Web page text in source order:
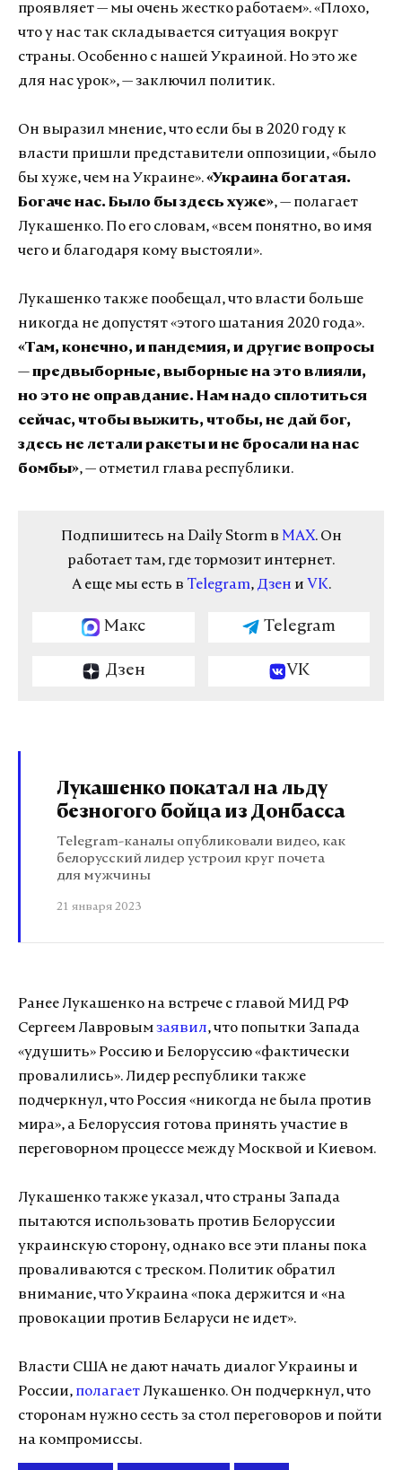
проявляет — мы очень жестко работаем». «Плохо,
что у нас так складывается ситуация вокруг
страны. Особенно с нашей Украиной. Но это же
для нас урок», — заключил политик.
Он выразил мнение, что если бы в 2020 году к
власти пришли представители оппозиции, «было
бы хуже, чем на Украине».«Украина богатая.
Богаче нас. Было бы здесь хуже», — полагает
Лукашенко. По его словам, «всем понятно, во имя
чего и благодаря кому выстояли».
Лукашенко также пообещал, что власти больше
никогда не допустят «этого шатания 2020 года».
«Там, конечно, и пандемия, и другие вопросы
— предвыборные, выборные на это влияли,
но это не оправдание. Нам надо сплотиться
сейчас, чтобы выжить, чтобы, не дай бог,
здесь не летали ракеты и не бросали на нас
бомбы», — отметил глава республики.
Подпишитесь на Daily Storm в MAX. Он
работает там, где тормозит интернет.
А еще мы есть в Telegram, Дзен и VK.
Макс Telegram
Дзен VK
Лукашенко покатал на льду
безногого бойца из Донбасса
Telegram-каналы опубликовали видео, как
белорусский лидер устроил круг почета
для мужчины
21 января 2023
Ранее Лукашенко на встрече с главой МИД РФ
Сергеем Лавровымзаявил, что попытки Запада
«удушить» Россию и Белоруссию «фактически
провалились». Лидер республики также
подчеркнул, что Россия «никогда не была против
мира», а Белоруссия готова принять участие в
переговорном процессе между Москвой и Киевом.
Лукашенко также указал, что страны Запада
пытаются использовать против Белоруссии
украинскую сторону, однако все эти планы пока
проваливаются с треском. Политик обратил
внимание, что Украина «пока держится и «на
провокации против Беларуси не идет».
Власти США не дают начать диалог Украины и
России, полагает Лукашенко. Он подчеркнул, что
сторонам нужно сесть за стол переговоров и пойти
на компромиссы.